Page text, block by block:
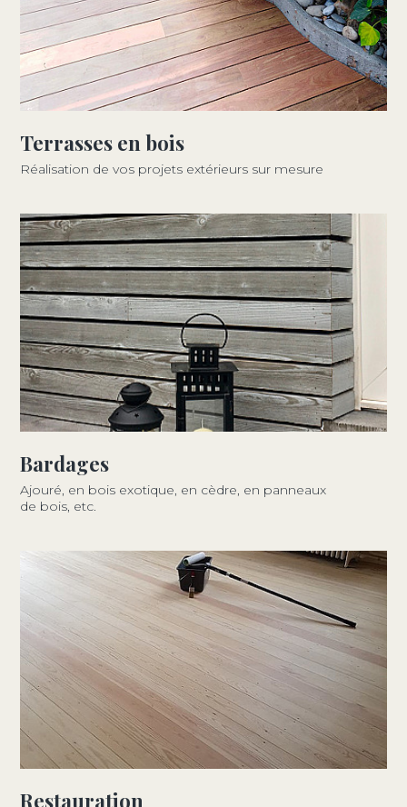
Terrasses en bois
Réalisation de vos projets extérieurs sur mesure
Bardages
Ajouré, en bois exotique, en cèdre, en panneaux
de bois, etc.
Restauration